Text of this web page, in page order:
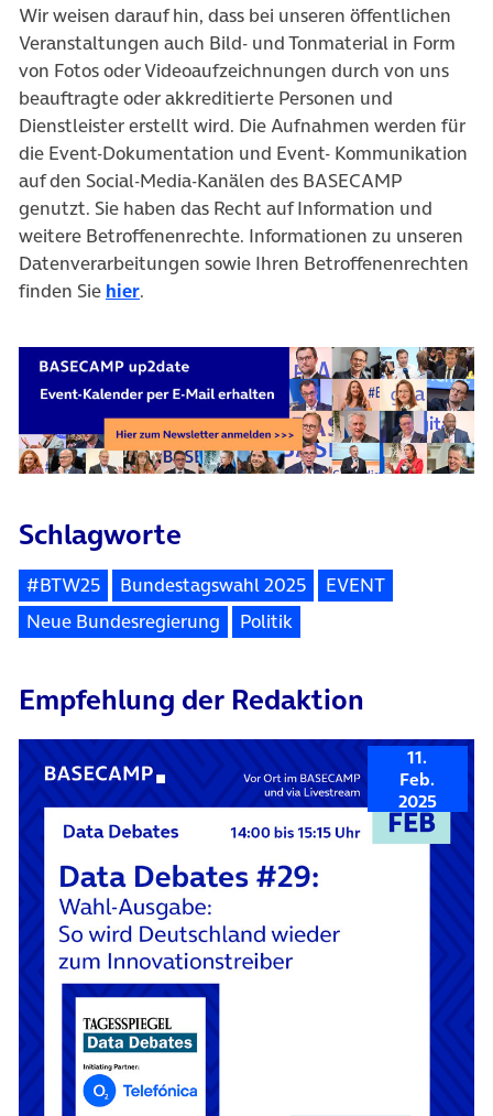
Wir weisen darauf hin, dass bei unseren öffentlichen
Veranstaltungen auch Bild- und Tonmaterial in Form
von Fotos oder Videoaufzeichnungen durch von uns
beauftragte oder akkreditierte Personen und
Dienstleister erstellt wird. Die Aufnahmen werden für
die Event-Dokumentation und Event- Kommunikation
auf den Social-Media-Kanälen des BASECAMP
genutzt. Sie haben das Recht auf Information und
weitere Betroffenenrechte. Informationen zu unseren
Datenverarbeitungen sowie Ihren Betroffenenrechten
finden Sie hier.
Schlagworte
#BTW25 Bundestagswahl 2025
EVENT
Neue Bundesregierung
Politik
Empfehlung der Redaktion
11.
Feb.
2025